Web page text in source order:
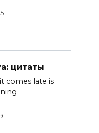
цитаты
comes late is